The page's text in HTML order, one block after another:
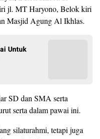
jl. MT Haryono, Belok kiri
Masjid Agung Al Ikhlas.
Untuk
SD dan SMA serta
serta dalam pawai ini.
silaturahmi, tetapi juga